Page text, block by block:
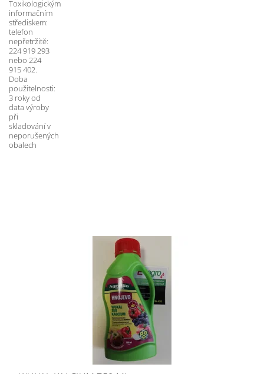
informačním
střediskem:
telefon
nepřetržitě:
224 919 293
nebo 224
915 402.
Doba
použitelnosti:
3 roky od
data výroby
při
skladování v
neporušených
obalech